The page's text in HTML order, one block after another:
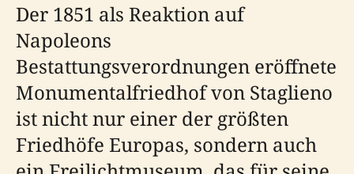
Der 1851 als Reaktion auf
Napoleons
Bestattungsverordnungen eröffnete
Monumentalfriedhof von Staglieno
ist nicht nur einer der größten
Friedhöfe Europas, sondern auch